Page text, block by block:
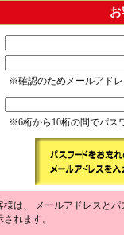
※確認のためメールアド
※6桁から10桁の間でパス
様は、 メールアドレスと
れます。